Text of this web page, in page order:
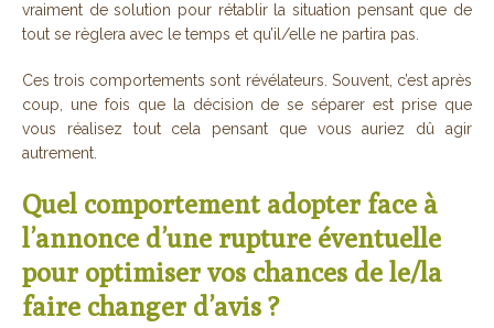
vraiment de solution pour rétablir la situation pensant que de
tout se règlera avec le temps et qu’il/elle ne partira pas.
Ces trois comportements sont révélateurs. Souvent, c’est après
coup, une fois que la décision de se séparer est prise que
vous réalisez tout cela pensant que vous auriez dû agir
autrement.
Quel comportement adopter face à
l’annonce d’une rupture éventuelle
pour optimiser vos chances de le/la
faire changer d’avis ?